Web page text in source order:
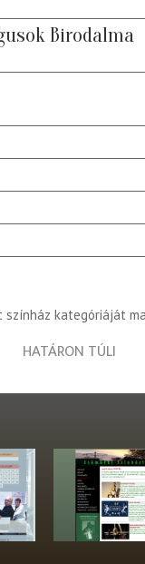
Birodalma
színház kategóriáját
HATÁRON TÚLI